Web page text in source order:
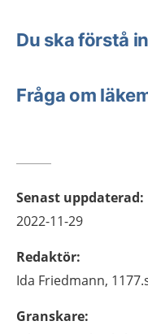
Du ska förstå
Fråga om
Senast uppdaterad:
2022-11-29
Redaktör:
Ida Friedmann,
Granskare: